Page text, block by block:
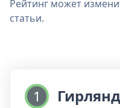
Рейтинг может
статьи.
1